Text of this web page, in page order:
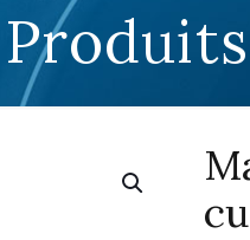
Produits